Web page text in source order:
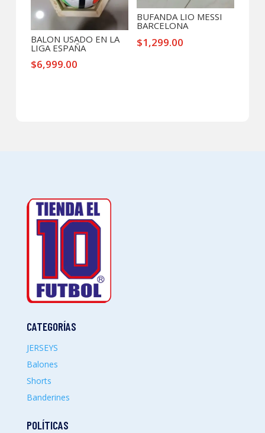
BALON USADO EN LA
LIGA ESPAÑA
$6,999.00
BUFANDA LIO MESSI
BARCELONA
$1,299.00
CATEGORÍAS
JERSEYS
Balones
Shorts
Banderines
POLÍTICAS